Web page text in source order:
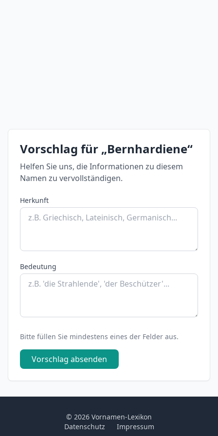
Vorschlag für „Bernhardiene“
Helfen Sie uns, die Informationen zu diesem
Namen zu vervollständigen.
Herkunft
Bedeutung
Bitte füllen Sie mindestens eines der Felder aus.
Vorschlag absenden
© 2026 Vornamen-Lexikon
Datenschutz
Impressum